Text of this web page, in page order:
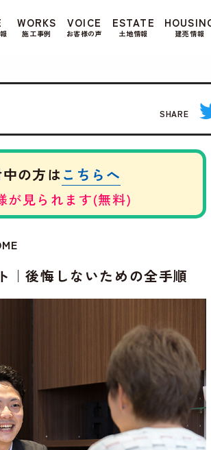
WORKS
施工事例
VOICE
お客様の声
ESTATE
土地情報 建売情報
SHARE
の方はこちらへ
が見られます(無料)
｜後悔しないための全手順
社ではお客様のプライバシー
プライバシーポリシーをご覧く